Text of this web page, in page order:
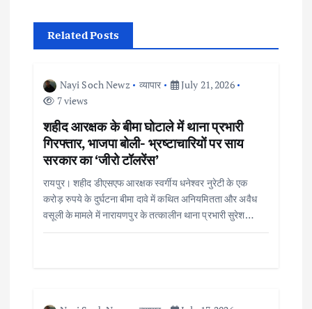
a
v
Related Posts
Nayi Soch Newz व्यापार
July 21, 2026
7 views
शहीद आरक्षक के बीमा घोटाले में थाना प्रभारी
गिरफ्तार, भाजपा बोली- भ्रष्टाचारियों पर साय
सरकार का ‘जीरो टॉलरेंस’
रायपुर। शहीद डीएसएफ आरक्षक स्वर्गीय धनेश्वर नुरेटी के एक
करोड़ रुपये के दुर्घटना बीमा दावे में कथित अनियमितता और अवैध
वसूली के मामले में नारायणपुर के तत्कालीन थाना प्रभारी सुरेश…